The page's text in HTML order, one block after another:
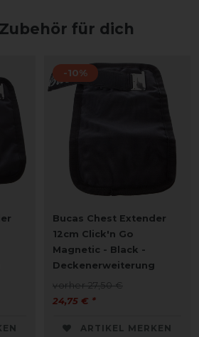
für dich
-10%
Bucas Chest Extender
12cm Click'n Go
Magnetic - Black -
Deckenerweiterung
vorher 27,50 €
24,75 € *
ARTIKEL MERKEN